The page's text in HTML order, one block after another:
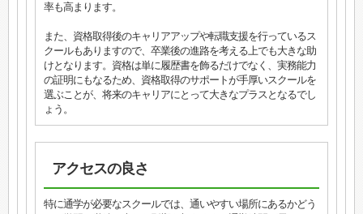
率も高まります。
また、資格取得後のキャリアアップや転職支援を行っているス
クールもありますので、卒業後の進路を考える上でも大きな助
けとなります。資格は単に履歴書を飾るだけでなく、実務能力
の証明にもなるため、資格取得のサポートが手厚いスクールを
選ぶことが、将来のキャリアにとって大きなプラスとなるでし
ょう。
アクセスの良さ
特に通学が必要なスクールでは、通いやすい場所にあるかどう